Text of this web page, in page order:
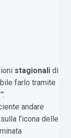
stagionali di
farlo tramite
.
andare
l’icona delle